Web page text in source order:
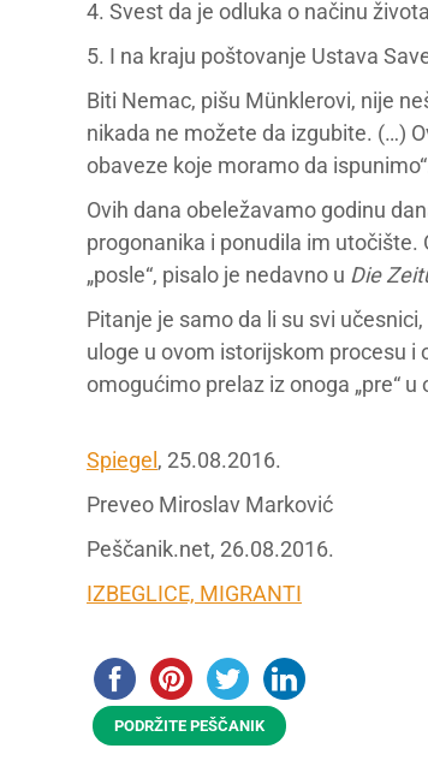
4. Svest da je odluka o načinu
5. I na kraju poštovanje Ustava
Biti Nemac, pišu Münklerovi, nije
nikada ne možete da izgubite. (…)
obaveze koje moramo da
Ovih dana obeležavamo godinu
progonanika i ponudila im utočište.
„posle“, pisalo je nedavno u Die
Pitanje je samo da li su svi
uloge u ovom istorijskom procesu
omogućimo prelaz iz onoga „pre“ u
Spiegel, 25.08.2016.
Preveo Miroslav Marković
Peščanik.net, 26.08.2016.
IZBEGLICE, MIGRANTI
PODRŽITE PEŠČANIK